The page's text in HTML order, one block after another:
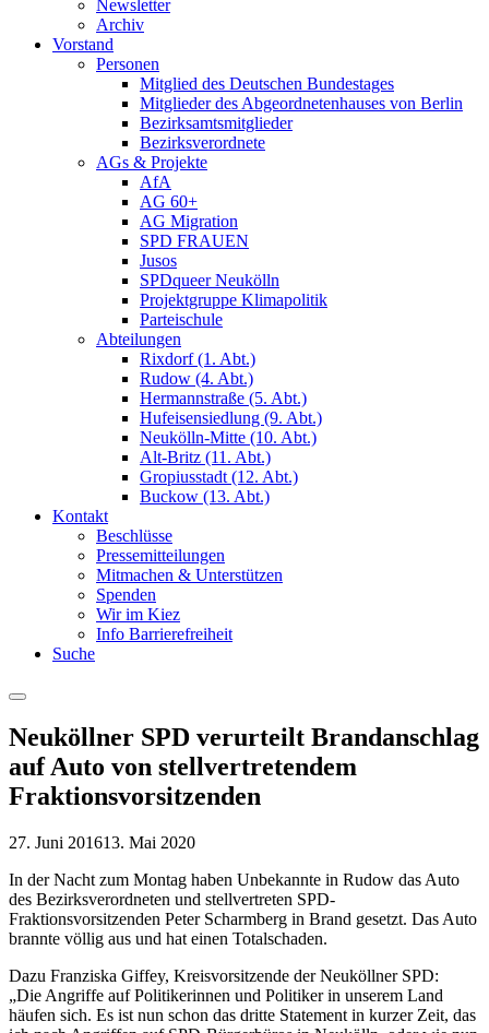
Newsletter
Archiv
Vorstand
Personen
Mitglied des Deutschen Bundestages
Mitglieder des Abgeordnetenhauses von Berlin
Bezirksamtsmitglieder
Bezirksverordnete
AGs & Projekte
AfA
AG 60+
AG Migration
SPD FRAUEN
Jusos
SPDqueer Neukölln
Projektgruppe Klimapolitik
Parteischule
Abteilungen
Rixdorf (1. Abt.)
Rudow (4. Abt.)
Hermannstraße (5. Abt.)
Hufeisensiedlung (9. Abt.)
Neukölln-Mitte (10. Abt.)
Alt-Britz (11. Abt.)
Gropiusstadt (12. Abt.)
Buckow (13. Abt.)
Kontakt
Beschlüsse
Pressemitteilungen
Mitmachen & Unterstützen
Spenden
Wir im Kiez
Info Barrierefreiheit
Suche
Menu
Neuköllner SPD verurteilt Brandanschlag
auf Auto von stellvertretendem
Fraktionsvorsitzenden
27. Juni 201613. Mai 2020
In der Nacht zum Montag haben Unbekannte in Rudow das Auto
des Bezirksverordneten und stellvertreten SPD-
Fraktionsvorsitzenden Peter Scharmberg in Brand gesetzt. Das Auto
brannte völlig aus und hat einen Totalschaden.
Dazu Franziska Giffey, Kreisvorsitzende der Neuköllner SPD:
„Die Angriffe auf Politikerinnen und Politiker in unserem Land
häufen sich. Es ist nun schon das dritte Statement in kurzer Zeit, das